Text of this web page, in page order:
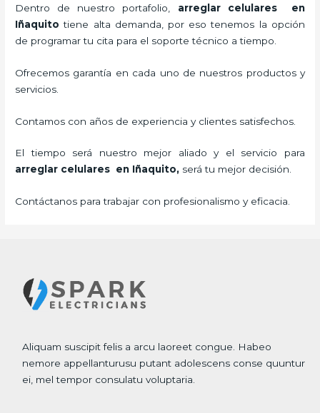
Dentro de nuestro portafolio, arreglar celulares en
Iñaquito tiene alta demanda, por eso tenemos la opción
de programar tu cita para el soporte técnico a tiempo.
Ofrecemos garantía en cada uno de nuestros productos y
servicios.
Contamos con años de experiencia y clientes satisfechos.
El tiempo será nuestro mejor aliado y el servicio para
arreglar celulares en Iñaquito, será tu mejor decisión.
Contáctanos para trabajar con profesionalismo y eficacia.
Aliquam suscipit felis a arcu laoreet congue. Habeo
nemore appellanturusu putant adolescens conse quuntur
ei, mel tempor consulatu voluptaria.